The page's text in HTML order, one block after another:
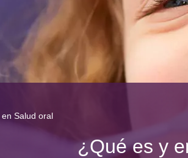
en Salud oral
¿Qué es y